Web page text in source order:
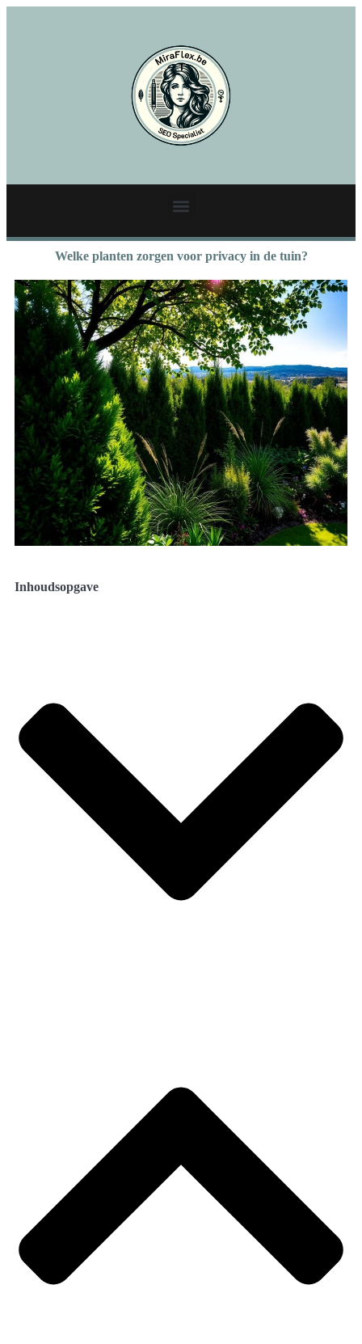
Welke planten zorgen voor privacy in de tuin?
Inhoudsopgave